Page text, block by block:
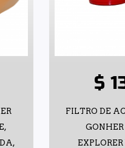
$
FILTRO DE